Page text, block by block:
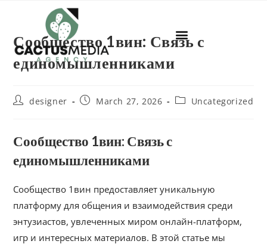
Сообщество 1вин: Связь с
единомышленниками
designer March 27, 2026 Uncategorized
Сообщество 1вин: Связь с
единомышленниками
Сообщество 1вин предоставляет уникальную
платформу для общения и взаимодействия среди
энтузиастов, увлеченных миром онлайн-платформ,
игр и интересных материалов. В этой статье мы